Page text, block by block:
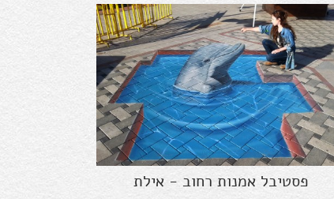
פסטיבל אמנות רחוב - אילת